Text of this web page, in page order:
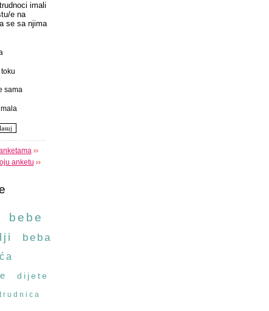
imali
e na
se sa njima
sama
anketu
bebe
beba
dijete
trudnica